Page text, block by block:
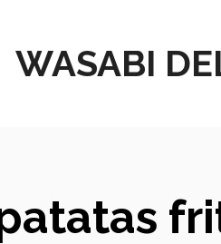
WASABI